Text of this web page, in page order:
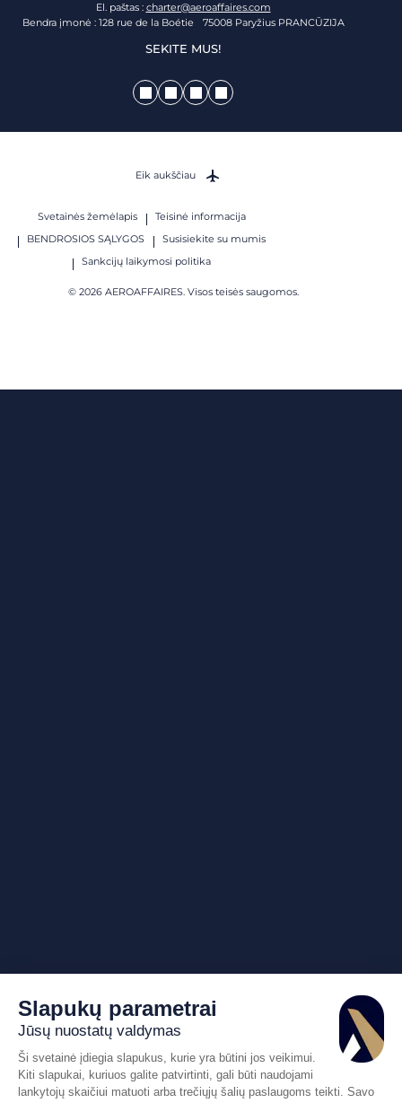
El. paštas : charter@aeroaffaires.com
Bendra įmonė : 128 rue de la Boétie 75008 Paryžius PRANCŪZIJA
SEKITE MUS!
Svetainės žemėlapis
Teisinė informacija
BENDROSIOS SĄLYGOS
Susisiekite su mumis
Sankcijų laikymosi politika
© 2026 AEROAFFAIRES. Visos teisės saugomos.
Eik aukščiau